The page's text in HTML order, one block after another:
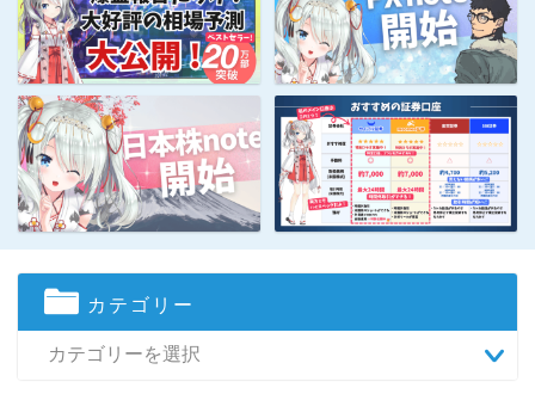
カテゴリー